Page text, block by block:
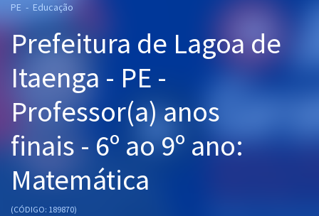
Cursos 20% OFF
Pós
Graduação
OAB
Questões grátis
PE - Educação
Prefeitura de Lagoa de
Itaenga - PE -
Professor(a) anos
finais - 6º ao 9º ano:
Matemática
(CÓDIGO: 189870)